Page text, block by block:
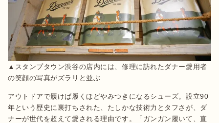
▲スタンプタウン渋谷の店内には、修理に訪れたダナー愛用者
の笑顔の写真がズラリと並ぶ
アウトドアで履けば履くほどやみつきになるシューズ。設立90
年という歴史に裏打ちされた、たしかな技術力とタフさが、ダ
ナーが世代を超えて愛される理由です。「ガンガン履いて、直